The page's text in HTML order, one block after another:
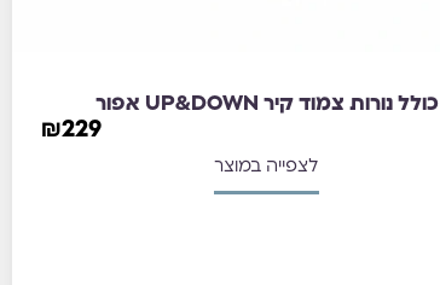
כולל נורות צמוד קיר UP&DOWN אפור
₪229
לצפייה במוצר